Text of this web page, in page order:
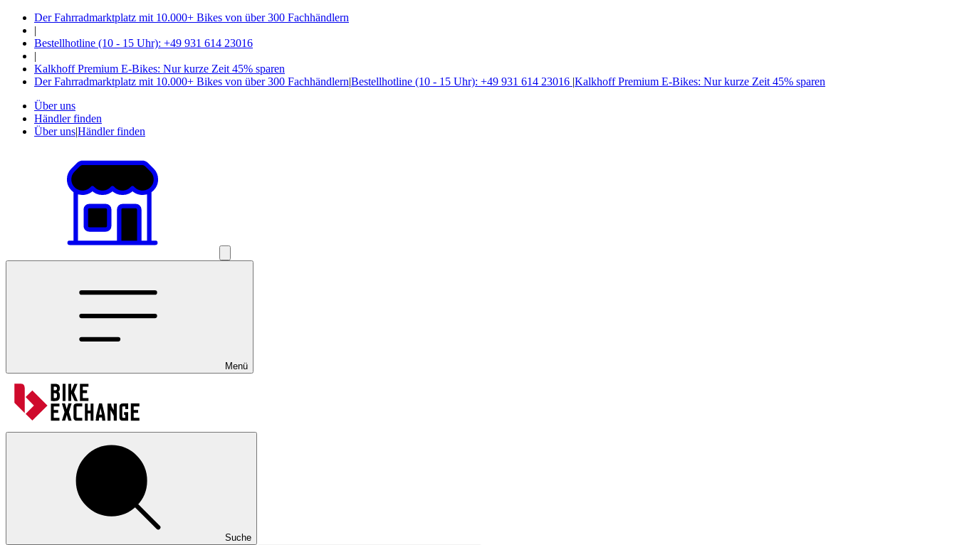
Der Fahrradmarktplatz mit 10.000+ Bikes von über 300 Fachhändlern
|
Bestellhotline (10 - 15 Uhr): +49 931 614 23016
|
Kalkhoff Premium E-Bikes: Nur kurze Zeit 45% sparen
Der Fahrradmarktplatz mit 10.000+ Bikes von über 300 Fachhändlern|Bestellhotline (10 - 15 Uhr): +49 931 614 23016 |Kalkhoff Premium E-Bikes: Nur kurze Zeit 45% sparen
Über uns
Händler finden
Über uns|Händler finden
Menü
Suche